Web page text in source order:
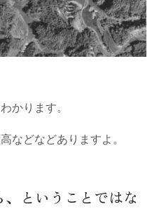
かります。
などなどありますよ。
ということではな